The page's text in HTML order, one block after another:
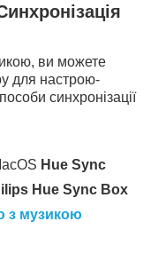
ви можете
для настрою-
синхронізації
Hue Sync
Hue Sync Box
з музикою